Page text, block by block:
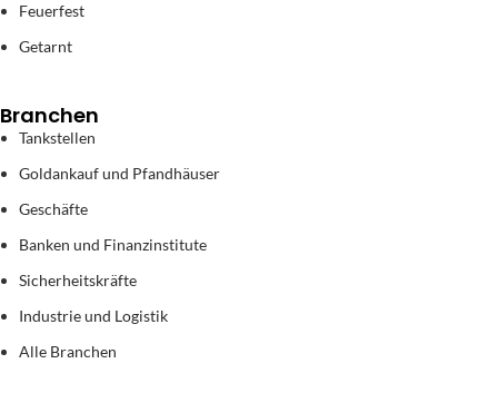
Feuerfest
Getarnt
Branchen
Tankstellen
Goldankauf und Pfandhäuser
Geschäfte
Banken und Finanzinstitute
Sicherheitskräfte
Industrie und Logistik
Alle Branchen